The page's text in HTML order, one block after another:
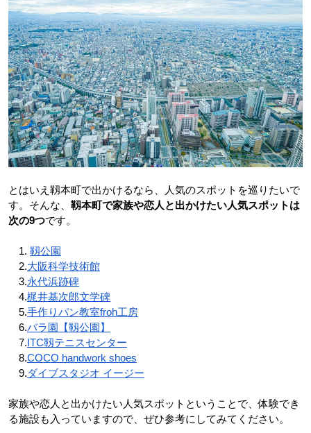
とはいえ靱本町で出かけるなら、人気のスポットを巡りたいで
す。そんな、 靱本町で家族や恋人と出かけたい人気スポットは
次の9つです。
1. 靱公園
2.大阪科学技術館
3.永代浜跡碑
4.梶井基次郎文学碑
5.手作りパン教室froh工房
6.バラ園【靱公園】
7. ITC靱テニスセンター
8.COCO handwork shoes
9.ダイブスタジオ イージー
家族や恋人と出かけたい人気スポットということで、体験でき
る施設も入っていますので、ぜひ参考にしてみてください。